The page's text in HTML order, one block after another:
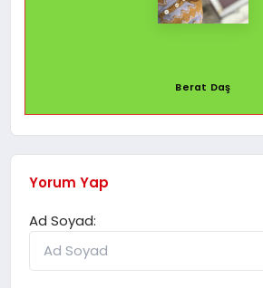
Berat Daş
Yorum Yap
Ad Soyad: